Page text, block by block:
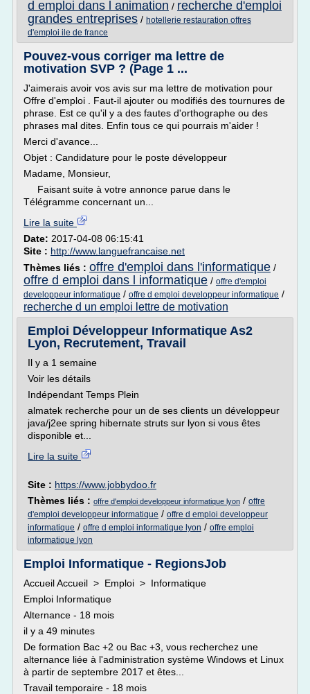
d emploi dans l animation / recherche d'emploi
grandes entreprises / hotellerie restauration offres
d'emploi ile de france
Pouvez-vous corriger ma lettre de
motivation SVP ? (Page 1 ...
J'aimerais avoir vos avis sur ma lettre de motivation pour
Offre d'emploi . Faut-il ajouter ou modifiés des tournures de
phrase. Est ce qu'il y a des fautes d'orthographe ou des
phrases mal dites. Enfin tous ce qui pourrais m'aider !
Merci d'avance...
Objet : Candidature pour le poste développeur
Madame, Monsieur,
Faisant suite à votre annonce parue dans le
Télégramme concernant un...
Lire la suite
Date: 2017-04-08 06:15:41
Site : http://www.languefrancaise.net
Thèmes liés : offre d'emploi dans l'informatique /
offre d emploi dans l informatique / offre d'emploi
developpeur informatique / offre d emploi developpeur informatique /
recherche d un emploi lettre de motivation
Emploi Développeur Informatique As2
Lyon, Recrutement, Travail
Il y a 1 semaine
Voir les détails
Indépendant Temps Plein
almatek recherche pour un de ses clients un développeur
java/j2ee spring hibernate struts sur lyon si vous êtes
disponible et...
Lire la suite
Site : https://www.jobbydoo.fr
Thèmes liés : offre d'emploi developpeur informatique lyon / offre
d'emploi developpeur informatique / offre d emploi developpeur
informatique / offre d emploi informatique lyon / offre emploi
informatique lyon
Emploi Informatique - RegionsJob
Accueil Accueil > Emploi > Informatique
Emploi Informatique
Alternance - 18 mois
il y a 49 minutes
De formation Bac +2 ou Bac +3, vous recherchez une
alternance liée à l'administration système Windows et Linux
à partir de septembre 2017 et êtes...
Travail temporaire - 18 mois